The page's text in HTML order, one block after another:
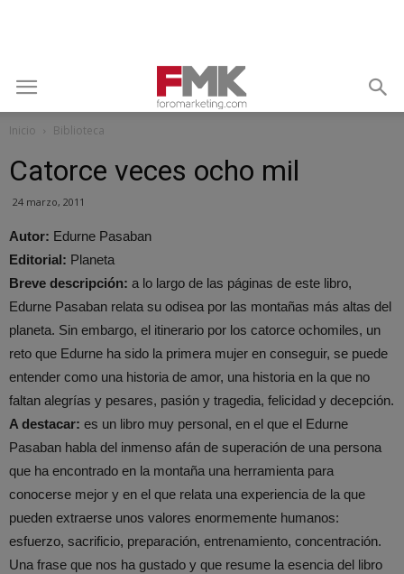
Inicio Biblioteca
Catorce veces ocho mil
24 marzo, 2011
Autor: Edurne Pasaban
Editorial: Planeta
Breve descripción: a lo largo de las páginas de este libro,
Edurne Pasaban relata su odisea por las montañas más altas del
planeta. Sin embargo, el itinerario por los catorce ochomiles, un
reto que Edurne ha sido la primera mujer en conseguir, se puede
entender como una historia de amor, una historia en la que no
faltan alegrías y pesares, pasión y tragedia, felicidad y decepción.
A destacar: es un libro muy personal, en el que el Edurne
Pasaban habla del inmenso afán de superación de una persona
que ha encontrado en la montaña una herramienta para
conocerse mejor y en el que relata una experiencia de la que
pueden extraerse unos valores enormemente humanos:
esfuerzo, sacrificio, preparación, entrenamiento, concentración.
Una frase que nos ha gustado y que resume la esencia del libro